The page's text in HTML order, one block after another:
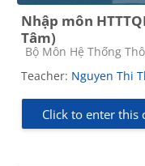
Nhập môn
Tâm)
Course category
Bộ Môn Hệ Thống
Teacher: Nguyen Thi
Click to enter this